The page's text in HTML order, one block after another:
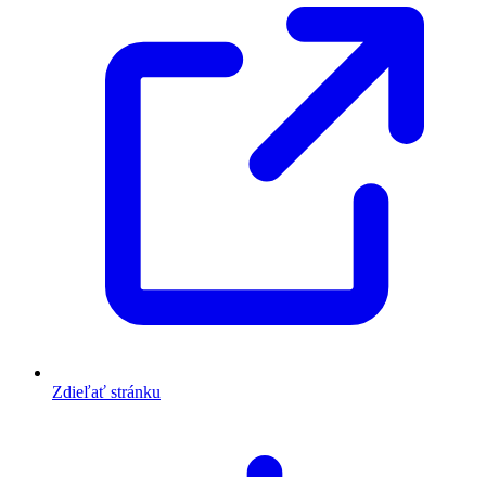
Zdieľať stránku